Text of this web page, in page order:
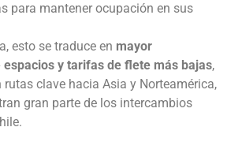
para mantener ocupación en sus
esto se traduce en mayor
y tarifas de flete más bajas,
rutas clave hacia Asia y Norteamérica,
gran parte de los intercambios